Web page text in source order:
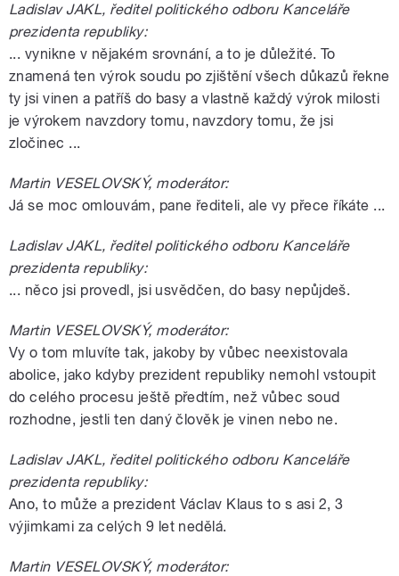
Ladislav JAKL, ředitel politického odboru Kanceláře
prezidenta republiky:
... vynikne v nějakém srovnání, a to je důležité. To
znamená ten výrok soudu po zjištění všech důkazů řekne
ty jsi vinen a patříš do basy a vlastně každý výrok milosti
je výrokem navzdory tomu, navzdory tomu, že jsi
zločinec ...
Martin VESELOVSKÝ, moderátor:
Já se moc omlouvám, pane řediteli, ale vy přece říkáte ...
Ladislav JAKL, ředitel politického odboru Kanceláře
prezidenta republiky:
... něco jsi provedl, jsi usvědčen, do basy nepůjdeš.
Martin VESELOVSKÝ, moderátor:
Vy o tom mluvíte tak, jakoby by vůbec neexistovala
abolice, jako kdyby prezident republiky nemohl vstoupit
do celého procesu ještě předtím, než vůbec soud
rozhodne, jestli ten daný člověk je vinen nebo ne.
Ladislav JAKL, ředitel politického odboru Kanceláře
prezidenta republiky:
Ano, to může a prezident Václav Klaus to s asi 2, 3
výjimkami za celých 9 let nedělá.
Martin VESELOVSKÝ, moderátor: